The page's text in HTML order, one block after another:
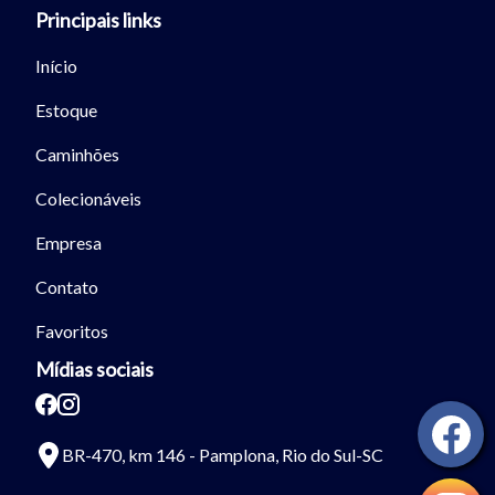
Principais links
Início
Estoque
Caminhões
Colecionáveis
Empresa
Contato
Favoritos
Mídias sociais
BR-470, km 146 - Pamplona, Rio do Sul-SC